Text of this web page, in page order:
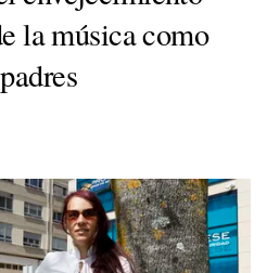
la música como